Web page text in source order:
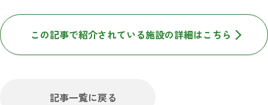
この記事で紹介されている施設の詳細はこちら
記事一覧に戻る